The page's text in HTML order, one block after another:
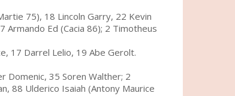
75), 18 Lincoln Garry, 22 Kevin
Armando Ed (Cacia 86); 2 Timotheus
17 Darrel Lelio, 19 Abe Gerolt.
Domenic, 35 Soren Walther; 2
88 Ulderico Isaiah (Antony Maurice